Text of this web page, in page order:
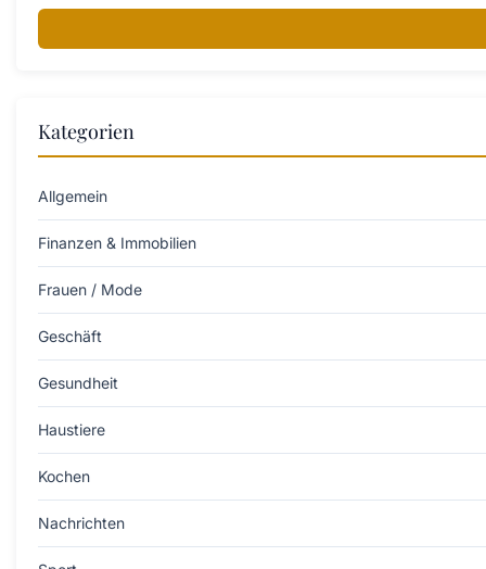
Kategorien
Allgemein
Finanzen & Immobilien
Frauen / Mode
Geschäft
Gesundheit
Haustiere
Kochen
Nachrichten